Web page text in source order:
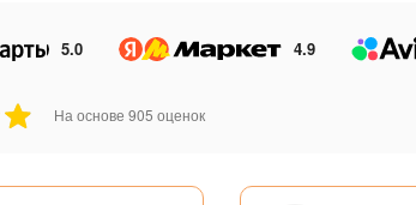
5.0 4.9
На основе 905 оценок